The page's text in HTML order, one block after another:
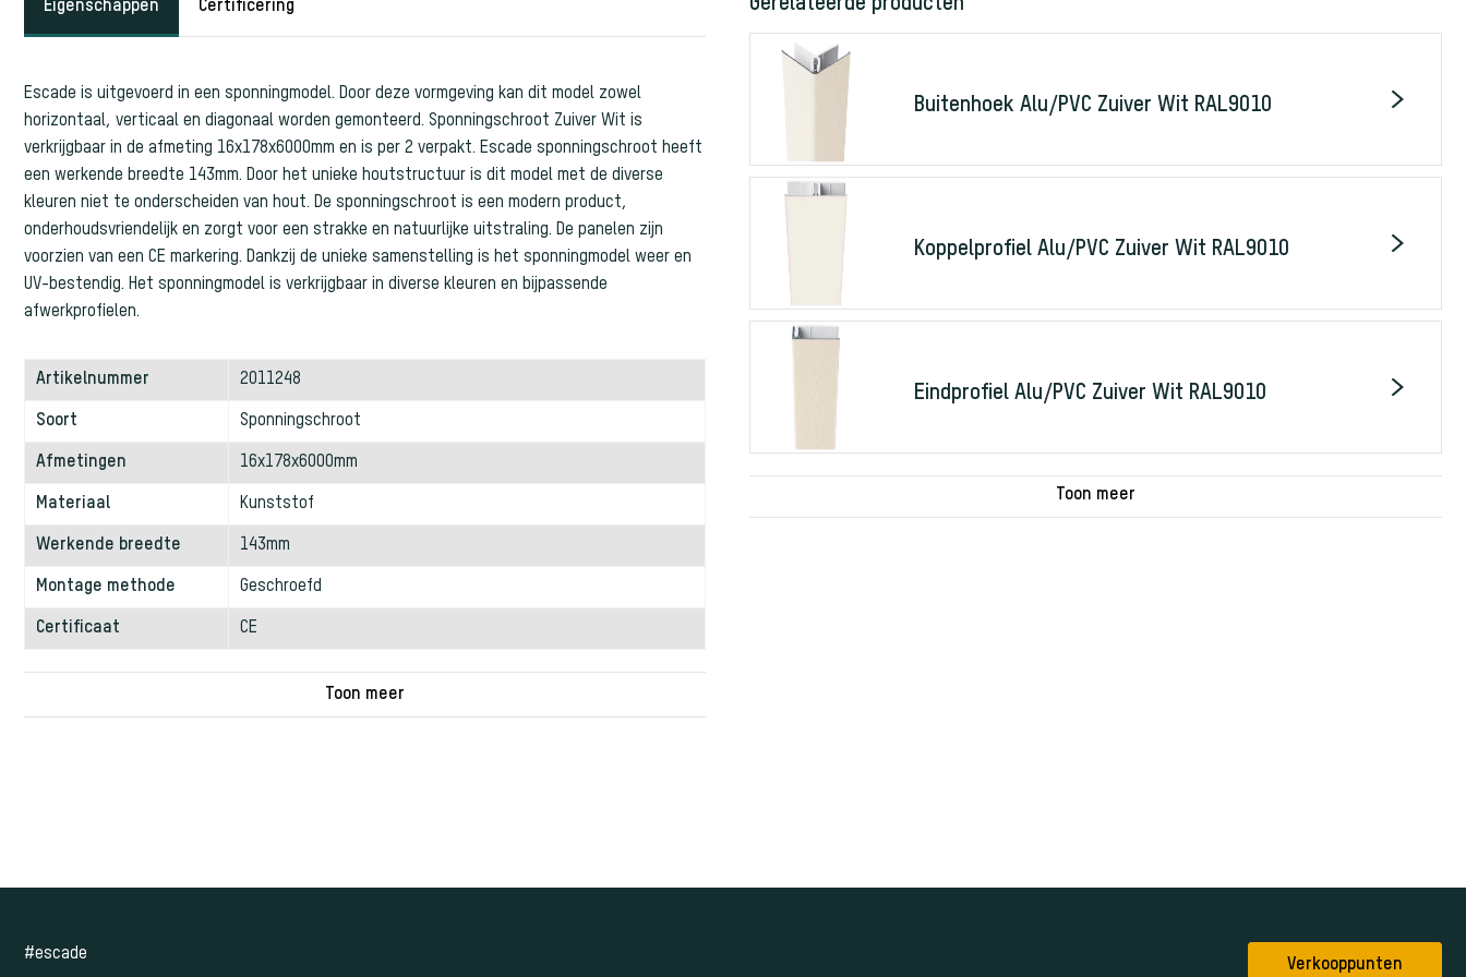
Eigenschappen Certificering
Escade is uitgevoerd in een sponningmodel. Door deze vormgeving kan dit model zowel
horizontaal, verticaal en diagonaal worden gemonteerd. Sponningschroot Zuiver Wit is
verkrijgbaar in de afmeting 16x178x6000mm en is per 2 verpakt. Escade sponningschroot heeft
een werkende breedte 143mm. Door het unieke houtstructuur is dit model met de diverse
kleuren niet te onderscheiden van hout. De sponningschroot is een modern product,
onderhoudsvriendelijk en zorgt voor een strakke en natuurlijke uitstraling. De panelen zijn
voorzien van een CE markering. Dankzij de unieke samenstelling is het sponningmodel weer en
UV-bestendig. Het sponningmodel is verkrijgbaar in diverse kleuren en bijpassende
afwerkprofielen.
Artikelnummer 2011248
Soort Sponningschroot
Afmetingen 16x178x6000mm
Materiaal Kunststof
Werkende breedte 143mm
Montage methode Geschroefd
Certificaat CE
Gerelateerde producten
Buitenhoek Alu/PVC Zuiver Wit RAL9010
Koppelprofiel Alu/PVC Zuiver Wit RAL9010
Eindprofiel Alu/PVC Zuiver Wit RAL9010
Toon meer
#escade
Verkooppunten